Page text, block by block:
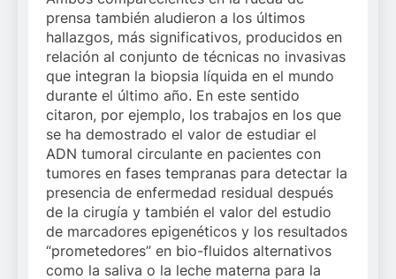
prensa también aludieron a los últimos
hallazgos, más significativos, producidos en
relación al conjunto de técnicas no invasivas
que integran la biopsia líquida en el mundo
durante el último año. En este sentido
citaron, por ejemplo, los trabajos en los que
se ha demostrado el valor de estudiar el
ADN tumoral circulante en pacientes con
tumores en fases tempranas para detectar la
presencia de enfermedad residual después
de la cirugía y también el valor del estudio
de marcadores epigenéticos y los resultados
“prometedores” en bio-fluidos alternativos
como la saliva o la leche materna para la